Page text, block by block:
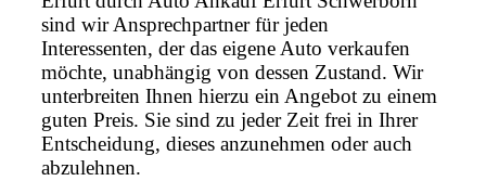
sind wir Ansprechpartner für jeden
Interessenten, der das eigene Auto verkaufen
möchte, unabhängig von dessen Zustand. Wir
unterbreiten Ihnen hierzu ein Angebot zu einem
guten Preis. Sie sind zu jeder Zeit frei in Ihrer
Entscheidung, dieses anzunehmen oder auch
abzulehnen.